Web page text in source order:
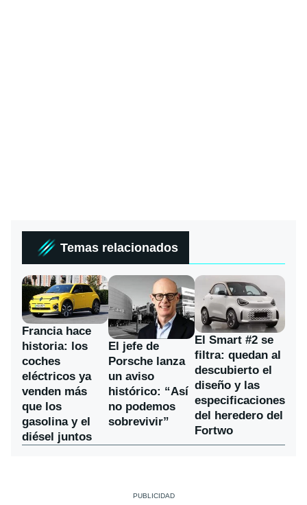
Temas relacionados
Francia hace
historia: los
coches
eléctricos ya
venden más
que los
gasolina y el
diésel juntos
El jefe de
Porsche lanza
un aviso
histórico: “Así
no podemos
sobrevivir”
El Smart #2 se
filtra: quedan al
descubierto el
diseño y las
especificaciones
del heredero del
Fortwo